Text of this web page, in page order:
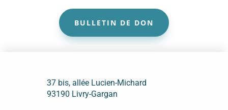
BULLETIN DE DON
37 bis, allée Lucien-Michard
93190 Livry-Gargan